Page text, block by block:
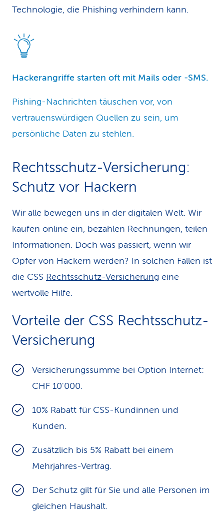
Technologie, die Phishing verhindern kann.
Hackerangriffe starten oft mit Mails oder -SMS.
Pishing-Nachrichten täuschen vor, von
vertrauenswürdigen Quellen zu sein, um
persönliche Daten zu stehlen.
Rechtsschutz-Versicherung:
Schutz vor Hackern
Wir alle bewegen uns in der digitalen Welt. Wir
kaufen online ein, bezahlen Rechnungen, teilen
Informationen. Doch was passiert, wenn wir
Opfer von Hackern werden? In solchen Fällen ist
die CSS Rechtsschutz-Versicherung eine
wertvolle Hilfe.
Vorteile der CSS Rechtsschutz-
Versicherung
Versicherungssumme bei Option Internet:
CHF 10'000.
10% Rabatt für CSS-Kundinnen und
Kunden.
Zusätzlich bis 5% Rabatt bei einem
Mehrjahres-Vertrag.
Der Schutz gilt für Sie und alle Personen im
gleichen Haushalt.